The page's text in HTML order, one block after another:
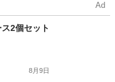
Ad
2個セット
8月9日